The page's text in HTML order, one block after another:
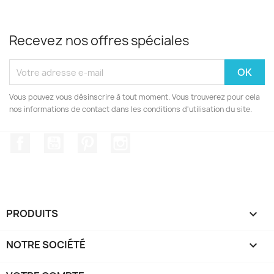
Recevez nos offres spéciales
Vous pouvez vous désinscrire à tout moment. Vous trouverez pour cela
nos informations de contact dans les conditions d'utilisation du site.
PRODUITS 
NOTRE SOCIÉTÉ 